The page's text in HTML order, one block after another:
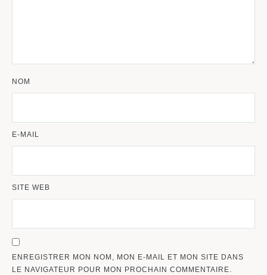
NOM
E-MAIL
SITE WEB
ENREGISTRER MON NOM, MON E-MAIL ET MON SITE DANS
LE NAVIGATEUR POUR MON PROCHAIN COMMENTAIRE.